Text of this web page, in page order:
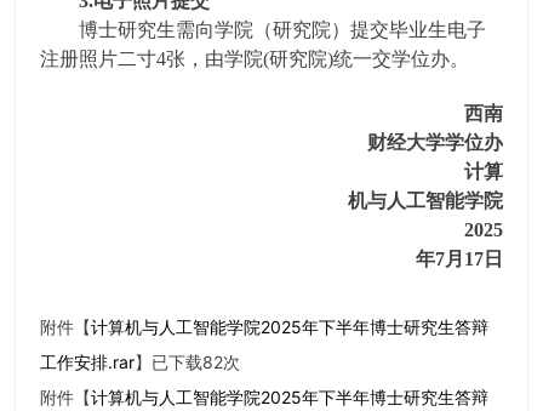
博士研究生需向学院（研究院）提交毕业生电子
注册照片二寸4张，由学院(研究院)统一交学位办。
西南
财经大学学位办
计算
机与人工智能学院
2025
年7月17日
附件【计算机与人工智能学院2025年下半年博士研究生答辩
工作安排.rar】已下载82次
附件【计算机与人工智能学院2025年下半年博士研究生答辩